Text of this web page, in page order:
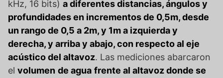
kHz, 16 bits) a diferentes distancias, ángulos y
profundidades en incrementos de 0,5m, desde
un rango de 0,5 a 2m, y 1m a izquierda y
derecha, y arriba y abajo, con respecto al eje
acústico del altavoz. Las mediciones abarcaron
el volumen de agua frente al altavoz donde se